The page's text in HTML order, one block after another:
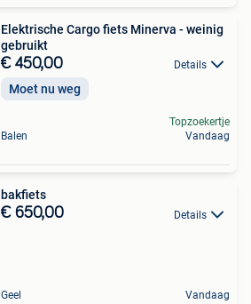
Elektrische Cargo fiets Minerva - weinig
gebruikt
€ 450,00 Details
Moet nu weg
Balen
Topzoekertje
Vandaag
bakfiets
€ 650,00 Details
Geel Vandaag